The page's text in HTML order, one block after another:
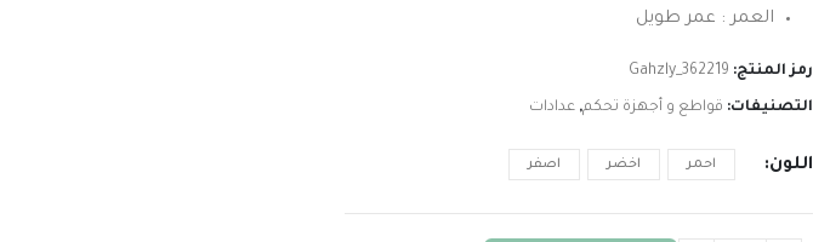
العمر : عمر طويل
رمز المنتج: Gahzly_362219
التصنيفات: قواطع و أجهزة تحكم, عدادات
اللون احمر اخضر اصفر